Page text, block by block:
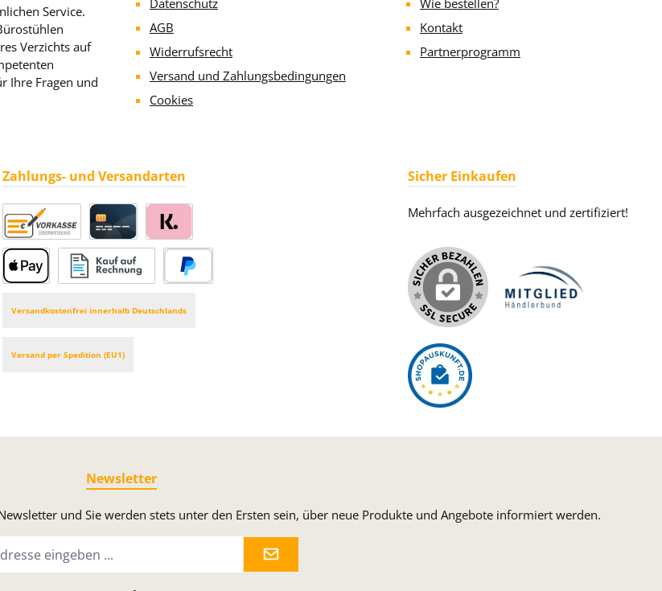
Service.
Verzichts auf
Ihre Fragen und
Datenschutz
AGB
Widerrufsrecht
Versand und Zahlungsbedingungen
Cookies
Wie bestellen?
Kontakt
Partnerprogramm
Zahlungs- und Versandarten
Vorkasse KreditkarteKlarna
Versandkostenfrei innerhalb Deutschlands
Versand per Spedition (EU1)
Sicher Einkaufen
Mehrfach ausgezeichnet und zertifiziert!
Newsletter
und Sie werden stets unter den Ersten sein, über neue Produkte und Angebote informiert werden.